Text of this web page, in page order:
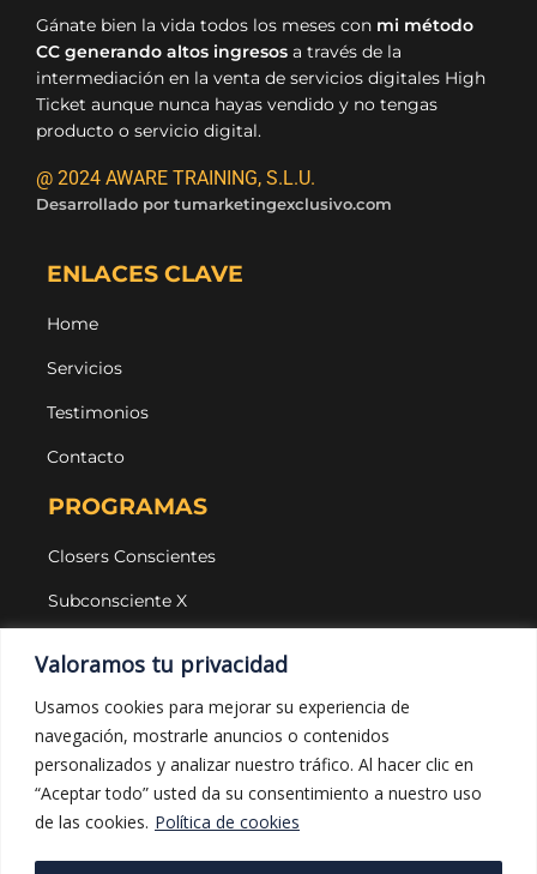
Valoramos tu privacidad
Usamos cookies para mejorar su experiencia de
navegación, mostrarle anuncios o contenidos
personalizados y analizar nuestro tráfico. Al hacer clic en
“Aceptar todo” usted da su consentimiento a nuestro uso
de las cookies. Política de cookies
Gánate bien la vida todos los meses con mi método
CC generando altos ingresos a través de la
intermediación en la venta de servicios digitales High
Ticket aunque nunca hayas vendido y no tengas
producto o servicio digital.
@ 2024 AWARE TRAINING, S.L.U.
Desarrollado por tumarketingexclusivo.com
ENLACES CLAVE
Home
Servicios
Testimonios
Contacto
PROGRAMAS
Closers Conscientes
Subconsciente X
LEGAL Y PROTECCIÓN
Aviso legal
Política de privacidad
Política de cookies